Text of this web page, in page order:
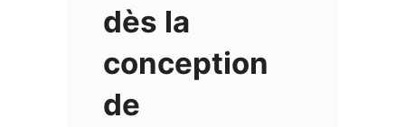
dès la
conception
de